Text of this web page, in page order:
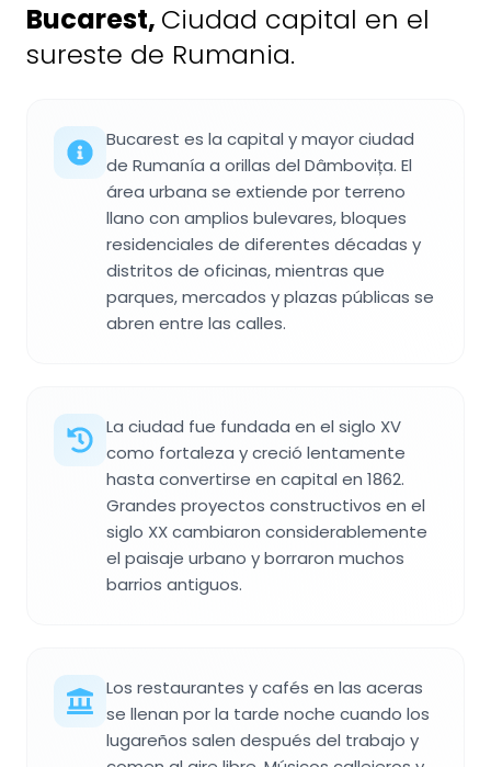
Bucarest, Ciudad capital en el
sureste de Rumania.
Bucarest es la capital y mayor ciudad
de Rumanía a orillas del Dâmbovița. El
área urbana se extiende por terreno
llano con amplios bulevares, bloques
residenciales de diferentes décadas y
distritos de oficinas, mientras que
parques, mercados y plazas públicas se
abren entre las calles.
La ciudad fue fundada en el siglo XV
como fortaleza y creció lentamente
hasta convertirse en capital en 1862.
Grandes proyectos constructivos en el
siglo XX cambiaron considerablemente
el paisaje urbano y borraron muchos
barrios antiguos.
Los restaurantes y cafés en las aceras
se llenan por la tarde noche cuando los
lugareños salen después del trabajo y